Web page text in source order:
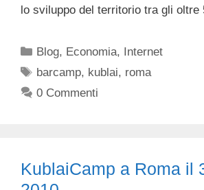
lo sviluppo del territorio tra gli
Categorie
Blog, Economia, Internet
Tag
barcamp, kublai, roma
0 Commenti
KublaiCamp a Roma il